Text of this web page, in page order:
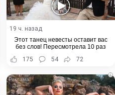
19 ч. назад
Этот танец невесты оставит вас
без слов! Пересмотрела 10 раз
175
54 72
i